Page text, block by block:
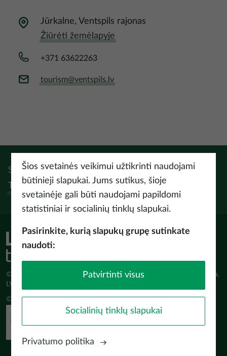
Jūrkalne, Ventspils rajonas
Žiūrėti žemėlapyje
+371 63622263
tourism@ventspils.lv
Sek:InstagramFacebookPinterest YoutubeThreads
Tiktok
© Latvijas Investīciju un attīstības aģentūra (LIAA) Pērses iela 2, Rīga,
LV-1442 www.liaa.gov.lv
© 2026 latvia.travel. All rights reserved
Šios svetainės veikimui užtikrinti naudojami
būtinieji slapukai. Jums sutikus, šioje
svetainėje gali būti naudojami papildomi
statistiniai ir socialinių tinklų slapukai.
Pasirinkite, kurią slapukų grupę sutinkate
naudoti:
Patvirtinti visus
Socialinių tinklų slapukai
Privatumo politika